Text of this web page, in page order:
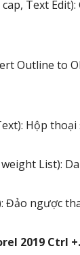
Text
Outline to
Hộp thoại
List):
Đảo ngược
2019 Ctrl